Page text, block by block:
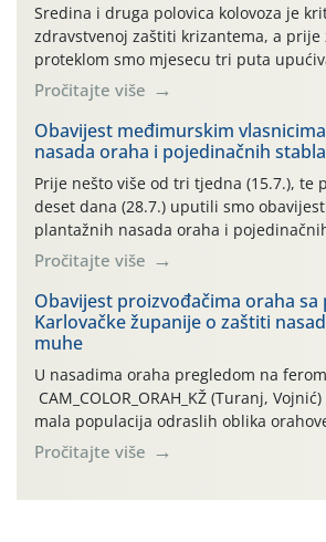
Sredina i druga polovica kolovoza je
zdravstvenoj zaštiti krizantema, a prije
proteklom smo mjesecu tri puta
preventivnim mjerama zaštite
uzročnika bolesti, štetnika i fito-fagnih
06.7.)! Na početku ovog mjeseca je
povijesno i ekstremno vruće
najviše temperature […]
Pročitajte više
Obavijest međimurskim
nasada oraha i pojedinačnih
Prije nešto više od tri tjedna (15.7.), te
deset dana (28.7.) uputili smo
plantažnih nasada oraha i
leta i ovogodišnjoj potrebi usmjerenog
orahove muhe (Rhagoletis completa)!
traje drugi ovogodišnji “toplinski udar”,
izražen zadnja šest dana (31.7.-05.8.),
temperature zraka svakodnevno […]
Pročitajte više
Obavijest proizvođačima oraha sa
Karlovačke županije o zaštiti
muhe
U nasadima oraha pregledom na
CAM_COLOR_ORAH_KŽ (Turanj,
mala populacija odraslih oblika
(Rhagoletis completa). Niska brojnost
činjenicom da je riječ o mladim
Pročitajte više